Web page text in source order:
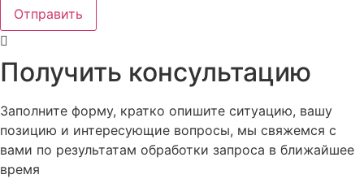
Отправить
Получить консультацию
Заполните форму, кратко опишите ситуацию, вашу
позицию и интересующие вопросы, мы свяжемся с
вами по результатам обработки запроса в ближайшее
время